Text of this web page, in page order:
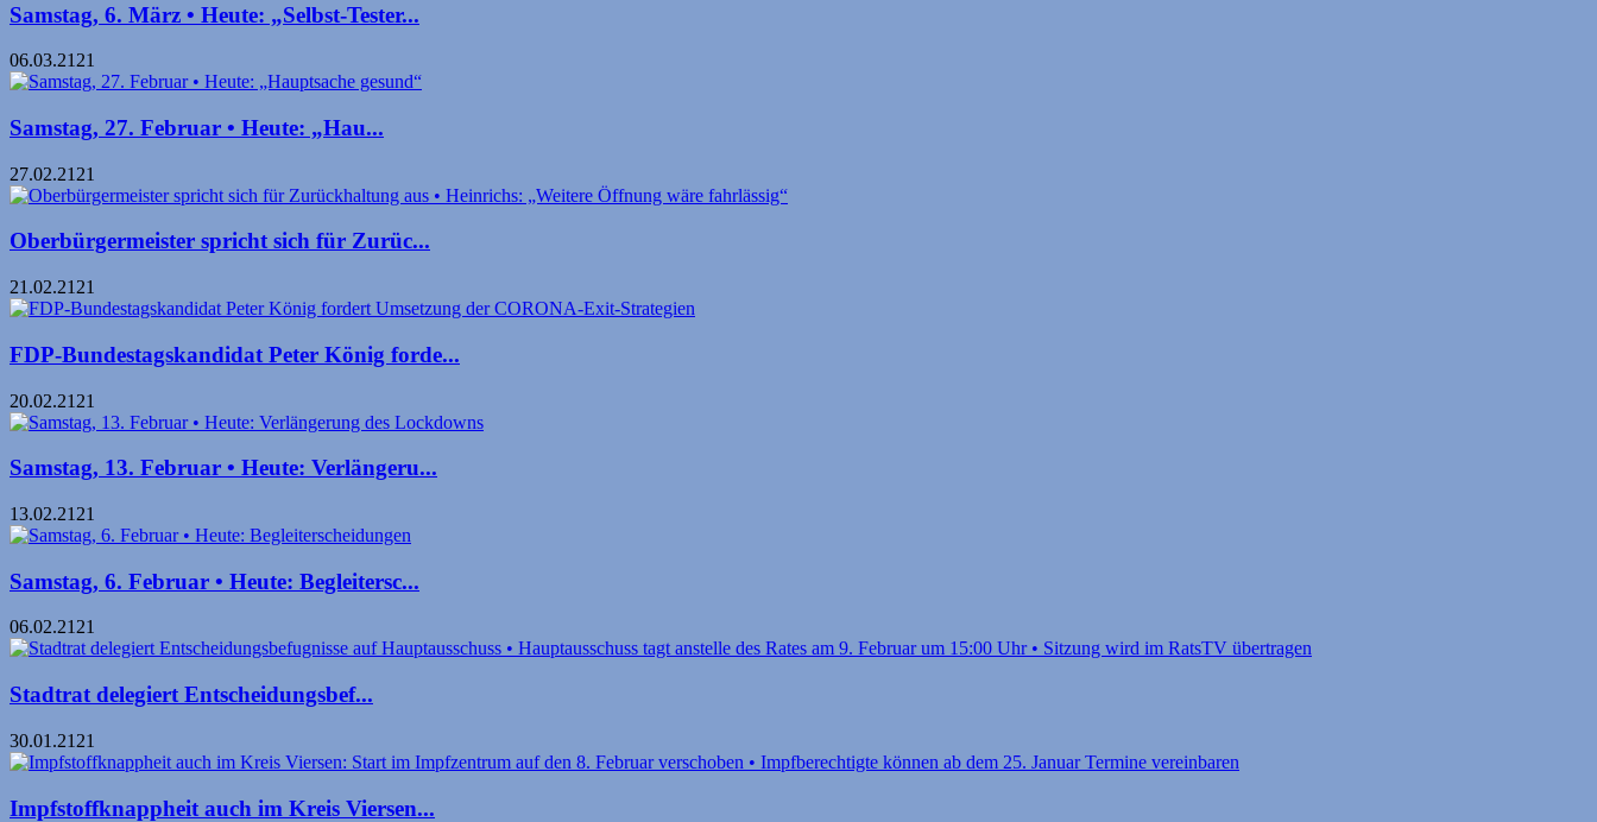
Samstag, 6. März • Heute: „Selbst-Tester...
06.03.2121
Samstag, 27. Februar • Heute: „Hau...
27.02.2121
Oberbürgermeister spricht sich für Zurüc...
21.02.2121
FDP-Bundestagskandidat Peter König forde...
20.02.2121
Samstag, 13. Februar • Heute: Verlängeru...
13.02.2121
Samstag, 6. Februar • Heute: Begleitersc...
06.02.2121
Stadtrat delegiert Entscheidungs­bef...
30.01.2121
Impfstoffknappheit auch im Kreis Viersen...